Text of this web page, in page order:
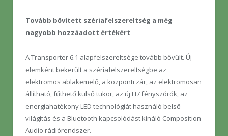
Tovább bővített szériafelszereltség a még
nagyobb hozzáadott értékért
A Transporter 6.1 alapfelszereltsége tovább bővült. Új
elemként bekerült a szériafelszereltségbe az
elektromos ablakemelő, a központi zár, az elektromosan
állítható, fűthető külső tükör, az új H7 fényszórók, az
energiahatékony LED technológiát használó belső
világítás és a Bluetooth kapcsolódást kínáló Composition
Audio rádiórendszer.